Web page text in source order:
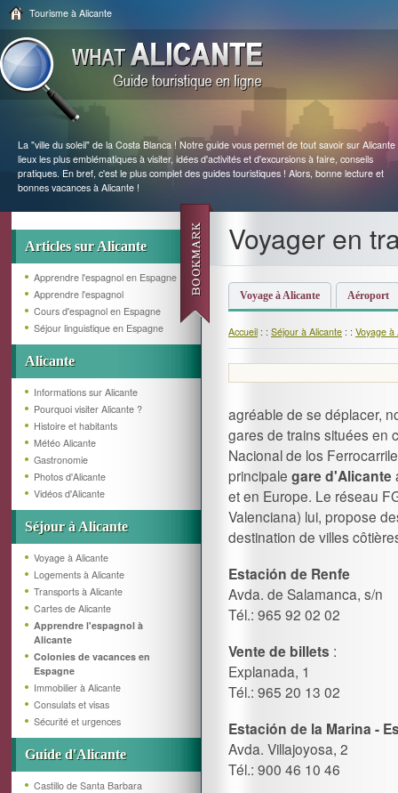
Tourisme à Alicante
La "ville du soleil" de la Costa Blanca ! Notre guide vous permet de tout savoir sur Alicante
lieux les plus emblématiques à visiter, idées d'activités et d'excursions à faire, conseils
pratiques. En bref, c'est le plus complet des guides touristiques ! Alors, bonne lecture et
bonnes vacances à Alicante !
Articles sur Alicante
Apprendre l'espagnol en Espagne
Apprendre l'espagnol
Cours d'espagnol en Espagne
Séjour linguistique en Espagne
Alicante
Informations sur Alicante
Pourquoi visiter Alicante ?
Histoire et habitants
Météo Alicante
Gastronomie
Photos d'Alicante
Vidéos d'Alicante
Séjour à Alicante
Voyage à Alicante
Logements à Alicante
Transports à Alicante
Cartes de Alicante
Apprendre l'espagnol à
Alicante
Colonies de vacances en
Espagne
Immobilier à Alicante
Consulats et visas
Sécurité et urgences
Guide d'Alicante
Castillo de Santa Barbara
Voyager en
Voyage à Alicante Aéroport
Accueil : : Séjour à Alicante : : Voyage à
agréable de se déplacer,
gares de trains situées en
Nacional de los
principale gare d'Alicante
et en Europe. Le réseau
Valenciana) lui, propose
destination de villes
Estación de Renfe
Avda. de Salamanca, s/n
Tél.: 965 92 02 02
Vente de billets :
Explanada, 1
Tél.: 965 20 13 02
Estación de la Marina -
Avda. Villajoyosa, 2
Tél.: 900 46 10 46